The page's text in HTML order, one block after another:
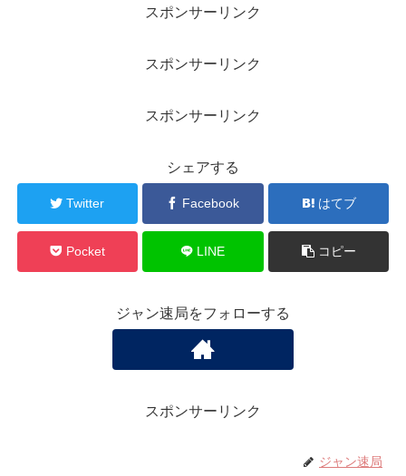
スポンサーリンク
スポンサーリンク
スポンサーリンク
シェアする
Twitter Facebook はてブ
Pocket LINE コピー
ジャン速局をフォローする
スポンサーリンク
ジャン速局